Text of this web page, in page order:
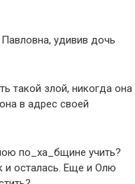
удивив дочь
такой злой, никогда она
в адрес своей
по_ха_бщине учить?
и осталась. Еще и Олю